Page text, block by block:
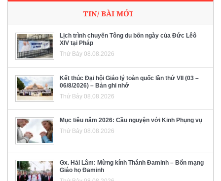
TIN/ BÀI MỚI
Lịch trình chuyến Tông du bốn ngày của Đức Lêô
XIV tại Pháp
Thứ Bảy 08.08.2026
Kết thúc Đại hội Giáo lý toàn quốc lần thứ VII (03 –
06/8/2026) – Bản ghi nhớ
Thứ Bảy 08.08.2026
Mục tiêu năm 2026: Cầu nguyện với Kinh Phụng vụ
Thứ Bảy 08.08.2026
Gx. Hải Lâm: Mừng kính Thánh Đaminh – Bổn mạng
Giáo họ Đaminh